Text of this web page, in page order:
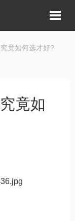
竟如何选才好?
竟如